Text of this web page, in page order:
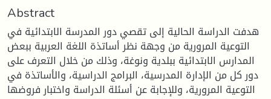
Abstract
هدفت الدراسة الحالية إلى تقصي دور المدرسة الابتدائية في
التوعية المرورية من وجهة نظر أساتذة اللغة العربية ببعض
المدارس الابتدائية ببلدية ونوغة، وذلك من خلال التعرف على
دور كل من الإدارة المدرسية، البرامج الدراسية، والأساتذة في
التوعية المرورية، وللإجابة عن أسئلة الدراسة واختبار فروضها